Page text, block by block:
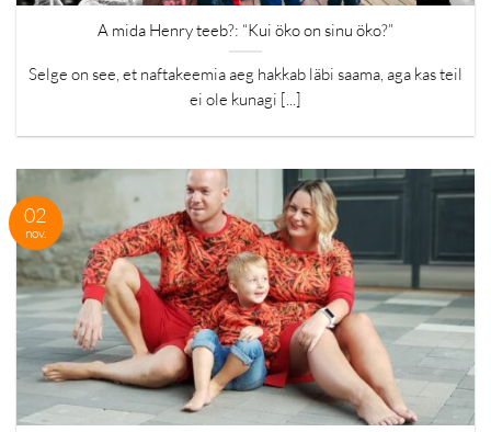
A mida Henry teeb?: “Kui öko on sinu öko?”
Selge on see, et naftakeemia aeg hakkab läbi saama, aga kas teil
ei ole kunagi [...]
02
nov.